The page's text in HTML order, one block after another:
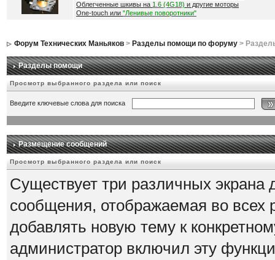
Облегченные шкивы на 1.6 (4G18) и другие моторы
One-touch или "Ленивые поворотники"
Форум Технических Маньяков> Разделы помощи по форуму>
Разделы помощи
Просмотр выбранного раздела или поиск
Введите ключевые слова для поиска
Размещение сообщений
Просмотр выбранного раздела или поиск
Существует три различных
сообщения, отображаемая во всех
добавлять новую тему к
администратор включил эту